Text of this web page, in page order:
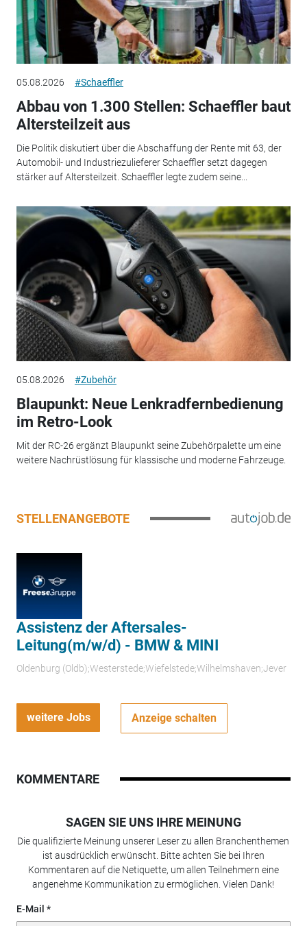
05.08.2026 #Schaeffler
Abbau von 1.300 Stellen: Schaeffler baut
Altersteilzeit aus
Die Politik diskutiert über die Abschaffung der Rente mit 63, der
Automobil- und Industriezulieferer Schaeffler setzt dagegen
stärker auf Altersteilzeit. Schaeffler legte zudem seine...
05.08.2026 #Zubehör
Blaupunkt: Neue Lenkradfernbedienung
im Retro-Look
Mit der RC-26 ergänzt Blaupunkt seine Zubehörpalette um eine
weitere Nachrüstlösung für klassische und moderne Fahrzeuge.
STELLENANGEBOTE
Assistenz der Aftersales-
Leitung(m/w/d) - BMW & MINI
Oldenburg (Oldb);Westerstede;Wiefelstede;Wilhelmshaven;Jever
weitere Jobs Anzeige schalten
KOMMENTARE
SAGEN SIE UNS IHRE MEINUNG
Die qualifizierte Meinung unserer Leser zu allen Branchenthemen
ist ausdrücklich erwünscht. Bitte achten Sie bei Ihren
Kommentaren auf die Netiquette, um allen Teilnehmern eine
angenehme Kommunikation zu ermöglichen. Vielen Dank!
E-Mail